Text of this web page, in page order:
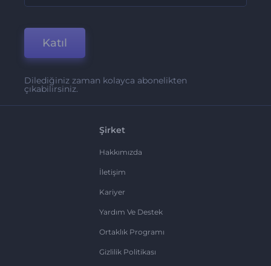
Katıl
Dilediğiniz zaman kolayca abonelikten
çıkabilirsiniz.
Şirket
Hakkımızda
İletişim
Kariyer
Yardım Ve Destek
Ortaklık Programı
Gizlilik Politikası